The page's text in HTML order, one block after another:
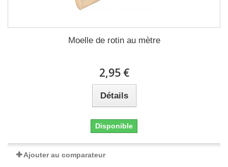
Moelle de rotin au mètre
2,95 €
Détails
Disponible
Ajouter au comparateur